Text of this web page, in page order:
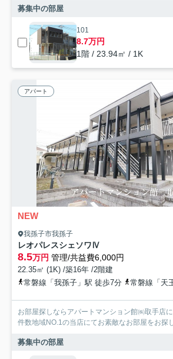
募集中の部屋
101
8.7万円
1階 / 23.94㎡ / 1K
アパート
NEW
我孫子市我孫子
レオパレスシェソワⅣ
8.5万円 管理/共益費6,000円
22.35㎡ (1K) /築16年 /2階建
常磐線「我孫子」駅 徒歩7分
常磐線「天
お部屋探しならアパートマンション館㈱取手店
件数地域NO.1の当店にてお素敵なお部屋をお探
募集中の部屋